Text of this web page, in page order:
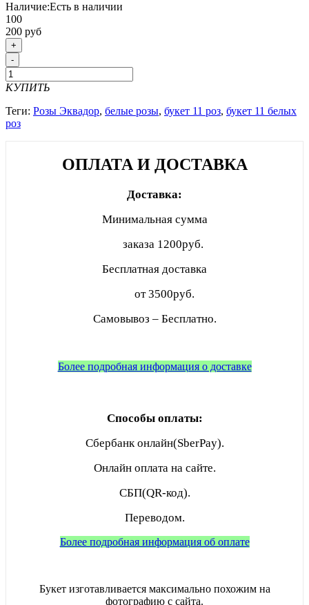
Наличие:Есть в наличии
100
200 руб
+
-
КУПИТЬ
Теги: Розы Эквадор, белые розы, букет 11 роз, букет 11 белых
роз
ОПЛАТА И ДОСТАВКА
Доставка:
Минимальная сумма
заказа 1200руб.
Бесплатная доставка
от 3500руб.
Самовывоз – Бесплатно.
Более подробная информация о доставке
Способы оплаты:
Сбербанк онлайн(SberPay).
Онлайн оплата на сайте.
СБП(QR-код).
Переводом.
Более подробная информация об оплате
Букет изготавливается максимально похожим на
фотографию с сайта.